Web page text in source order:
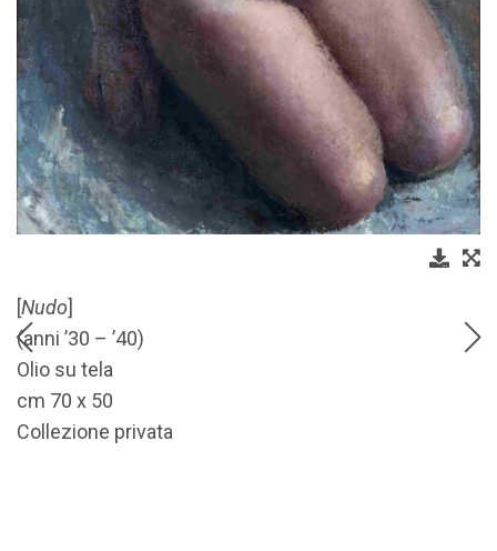
[Nudo]
(anni ’30 – ’40)
Olio su tela
cm 70 x 50
Collezione privata